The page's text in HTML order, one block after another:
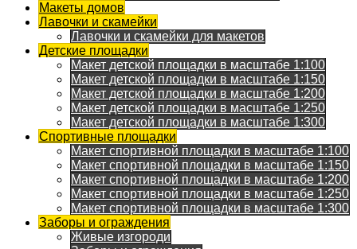
Макеты домов
Лавочки и скамейки
Лавочки и скамейки для макетов
Детские площадки
Макет детской площадки в масштабе 1:100
Макет детской площадки в масштабе 1:150
Макет детской площадки в масштабе 1:200
Макет детской площадки в масштабе 1:250
Макет детской площадки в масштабе 1:300
Спортивные площадки
Макет спортивной площадки в масштабе 1:100
Макет спортивной площадки в масштабе 1:150
Макет спортивной площадки в масштабе 1:200
Макет спортивной площадки в масштабе 1:250
Макет спортивной площадки в масштабе 1:300
Заборы и ограждения
Живые изгороди